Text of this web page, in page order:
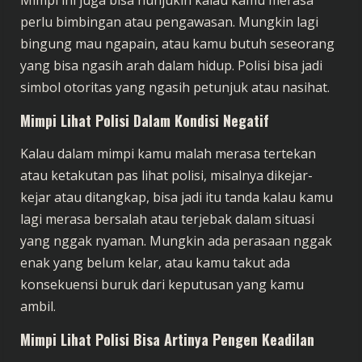
perlu bimbingan atau pengawasan. Mungkin lagi
bingung mau ngapain, atau kamu butuh seseorang
yang bisa ngasih arah dalam hidup. Polisi bisa jadi
simbol otoritas yang ngasih petunjuk atau nasihat.
Mimpi Lihat Polisi Dalam Kondisi Negatif
Kalau dalam mimpi kamu malah merasa tertekan
atau ketakutan pas lihat polisi, misalnya dikejar-
kejar atau ditangkap, bisa jadi itu tanda kalau kamu
lagi merasa bersalah atau terjebak dalam situasi
yang nggak nyaman. Mungkin ada perasaan nggak
enak yang belum kelar, atau kamu takut ada
konsekuensi buruk dari keputusan yang kamu
ambil.
Mimpi Lihat Polisi Bisa Artinya Pengen Keadilan